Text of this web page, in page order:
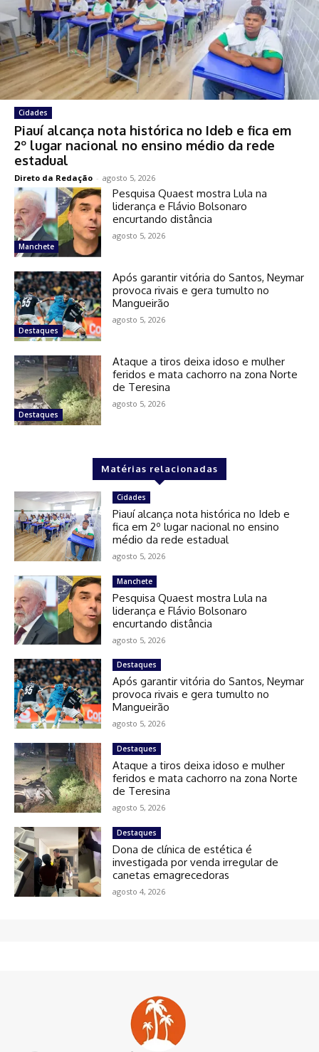
Cidades
Piauí alcança nota histórica no Ideb e fica em
2º lugar nacional no ensino médio da rede
estadual
Direto da Redação - agosto 5, 2026
Manchete
Pesquisa Quaest mostra Lula na
liderança e Flávio Bolsonaro
encurtando distância
agosto 5, 2026
Destaques
Após garantir vitória do Santos, Neymar
provoca rivais e gera tumulto no
Mangueirão
agosto 5, 2026
Destaques
Ataque a tiros deixa idoso e mulher
feridos e mata cachorro na zona Norte
de Teresina
agosto 5, 2026
Matérias relacionadas
Cidades
Piauí alcança nota histórica no Ideb e
fica em 2º lugar nacional no ensino
médio da rede estadual
agosto 5, 2026
Manchete
Pesquisa Quaest mostra Lula na
liderança e Flávio Bolsonaro
encurtando distância
agosto 5, 2026
Destaques
Após garantir vitória do Santos, Neymar
provoca rivais e gera tumulto no
Mangueirão
agosto 5, 2026
Destaques
Ataque a tiros deixa idoso e mulher
feridos e mata cachorro na zona Norte
de Teresina
agosto 5, 2026
Destaques
Dona de clínica de estética é
investigada por venda irregular de
canetas emagrecedoras
agosto 4, 2026